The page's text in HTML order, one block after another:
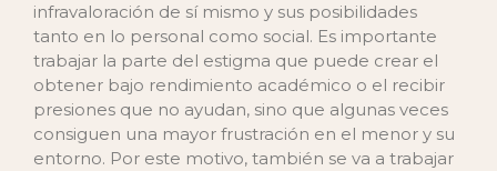
infravaloración de sí mismo y sus posibilidades
tanto en lo personal como social. Es importante
trabajar la parte del estigma que puede crear el
obtener bajo rendimiento académico o el recibir
presiones que no ayudan, sino que algunas veces
consiguen una mayor frustración en el menor y su
entorno. Por este motivo, también se va a trabajar